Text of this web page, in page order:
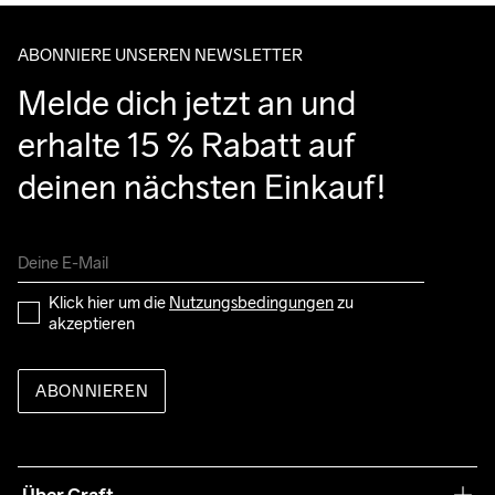
ABONNIERE UNSEREN NEWSLETTER
Melde dich jetzt an und
erhalte 15 % Rabatt auf
deinen nächsten Einkauf!
Klick hier um die Nutzungsbedingungen zu
akzeptieren
ABONNIEREN